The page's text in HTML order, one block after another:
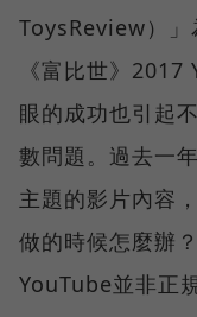
ToysReview）」
《富比世》
眼的成功也引起
數問題。過去一
主題的影片內容
做的時候怎麼辦
YouTube並非正